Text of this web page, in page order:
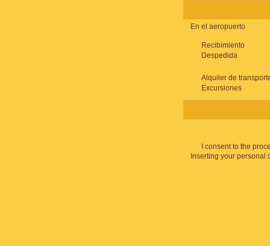
En el aeropuerto
Recibimiento
Despedida
Alquiler de
Excursiones
I consent to the
Inserting your personal